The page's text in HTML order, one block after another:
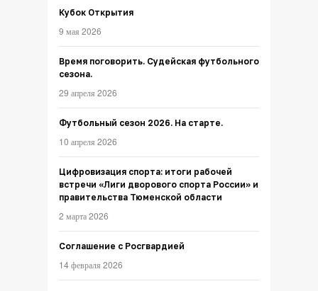
Кубок Открытия
9 мая 2026
Время поговорить. Судейская футбольного
сезона.
29 апреля 2026
Футбольный сезон 2026. На старте.
10 апреля 2026
Цифровизация спорта: итоги рабочей
встречи «Лиги дворового спорта России» и
правительства Тюменской области
2 марта 2026
Соглашение с Росгвардией
14 февраля 2026